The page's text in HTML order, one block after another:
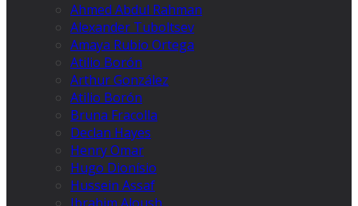
Ahmed Abdul Rahman
Alexander Tuboltsev
Amaya Rubio Ortega
Atilio Borón
Arthur González
Atilio Borón
Bruna Fracolla
Declan Hayes
Henry Omar
Hugo Dionísio
Hussein Assaf